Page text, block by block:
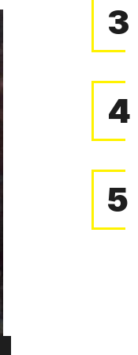
3
4
5